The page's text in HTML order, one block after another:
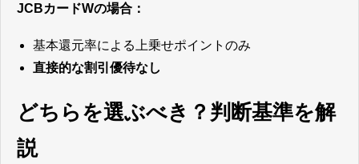
JCBカードWの場合：
基本還元率による上乗せポイントのみ
直接的な割引優待なし
どちらを選ぶべき？判断基準を解
説